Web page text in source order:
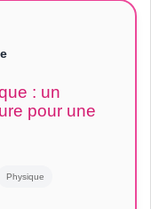
: un
pour une
Physique